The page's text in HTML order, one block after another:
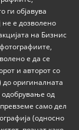
ги објавува
не е дозволено
на Бизнис
е да се
и авторот со
оригиналната
од
само дел
(односно